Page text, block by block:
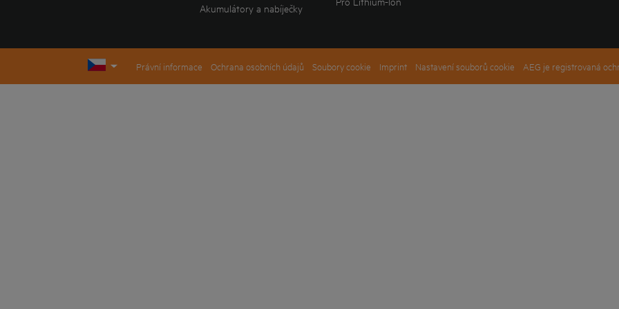
Akumulátory a nabíječky
Právní informace Ochrana osobních údajů Soubory cookie Imprint Nastavení souborů cookie AEG je registrovaná